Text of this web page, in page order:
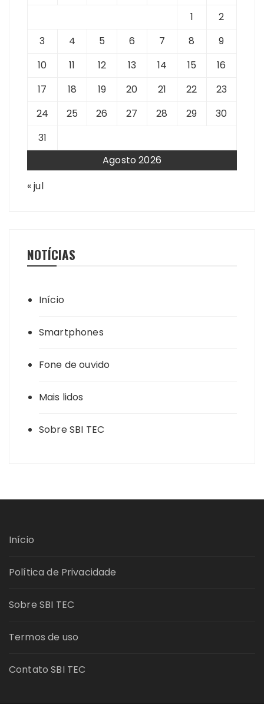
Agosto 2026
1
2
3
4 5 6 7 8
9
10
11 12 13 14 15
16
17
18 19 20 21 22
23
24
25 26 27 28 29
30
31
« jul
NOTÍCIAS
Início
Smartphones
Fone de ouvido
Mais lidos
Sobre SBI TEC
Início
Política de Privacidade
Sobre SBI TEC
Termos de uso
Contato SBI TEC